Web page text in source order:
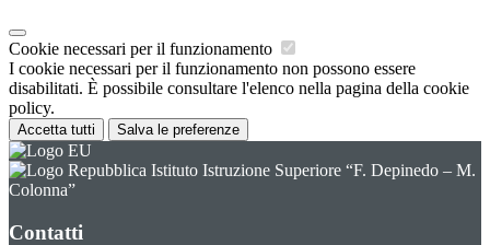
Cookie necessari per il funzionamento
I cookie necessari per il funzionamento non possono essere
disabilitati. È possibile consultare l'elenco nella pagina della cookie
policy.
Accetta tutti Salva le preferenze
Istituto Istruzione Superiore “F. Depinedo – M.
Colonna”
Contatti